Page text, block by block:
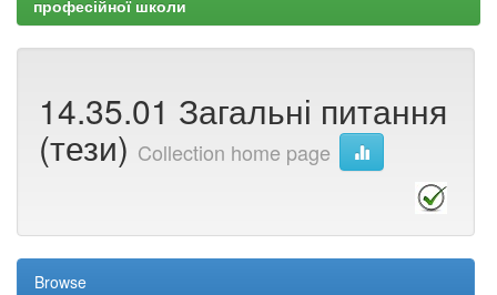
професійної школи
14.35.01 Загальні питання
(тези) Collection home page
Browse